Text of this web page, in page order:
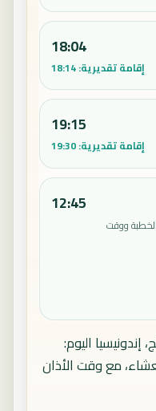
18:04
إقامة تقديرية:18:14
19:15
إقامة تقديرية:19:30
ووقت
12:45
اليوم:
مع وقت الأذان